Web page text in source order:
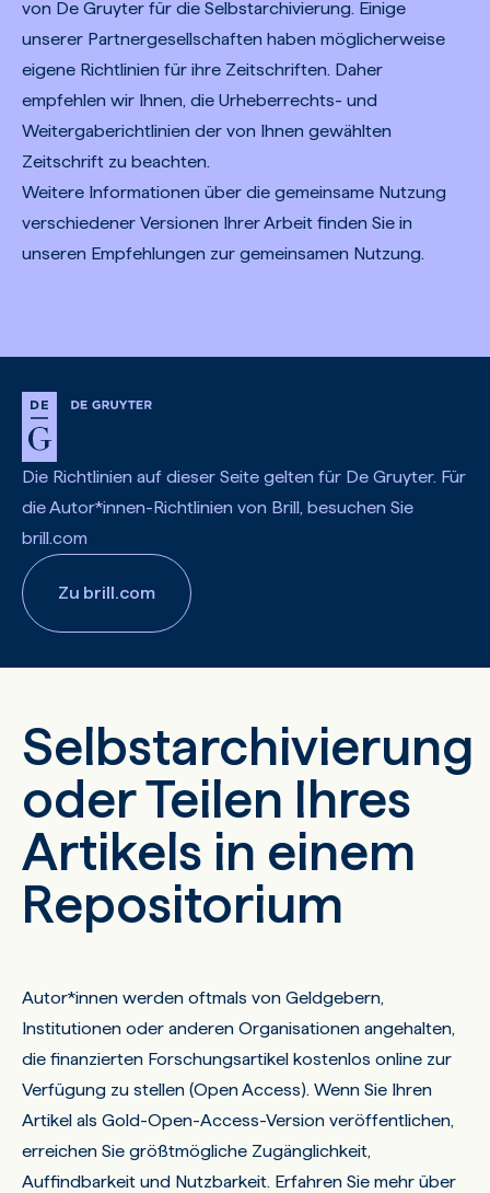
von De Gruyter für die Selbstarchivierung. Einige
unserer Partnergesellschaften haben möglicherweise
eigene Richtlinien für ihre Zeitschriften. Daher
empfehlen wir Ihnen, die Urheberrechts- und
Weitergaberichtlinien der von Ihnen gewählten
Zeitschrift zu beachten.
Weitere Informationen über die gemeinsame Nutzung
verschiedener Versionen Ihrer Arbeit finden Sie in
unseren Empfehlungen zur gemeinsamen Nutzung.
Die Richtlinien auf dieser Seite gelten für De Gruyter. Für
die Autor*innen-Richtlinien von Brill, besuchen Sie
brill.com
Zu brill.com
Selbstarchivierung
oder Teilen Ihres
Artikels in einem
Repositorium
Autor*innen werden oftmals von Geldgebern,
Institutionen oder anderen Organisationen angehalten,
die finanzierten Forschungsartikel kostenlos online zur
Verfügung zu stellen (Open Access). Wenn Sie Ihren
Artikel als Gold-Open-Access-Version veröffentlichen,
erreichen Sie größtmögliche Zugänglichkeit,
Auffindbarkeit und Nutzbarkeit. Erfahren Sie mehr über